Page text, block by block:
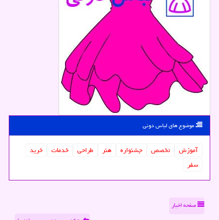
موضوع های لباس دونی
آموزش تخصص جشنواره هنر طراحی خدمات
خرید
سفر
صفحه اخبار